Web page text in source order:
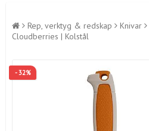
Rep, verktyg & redskap Knivar
Cloudberries | Kolstål
- 32%